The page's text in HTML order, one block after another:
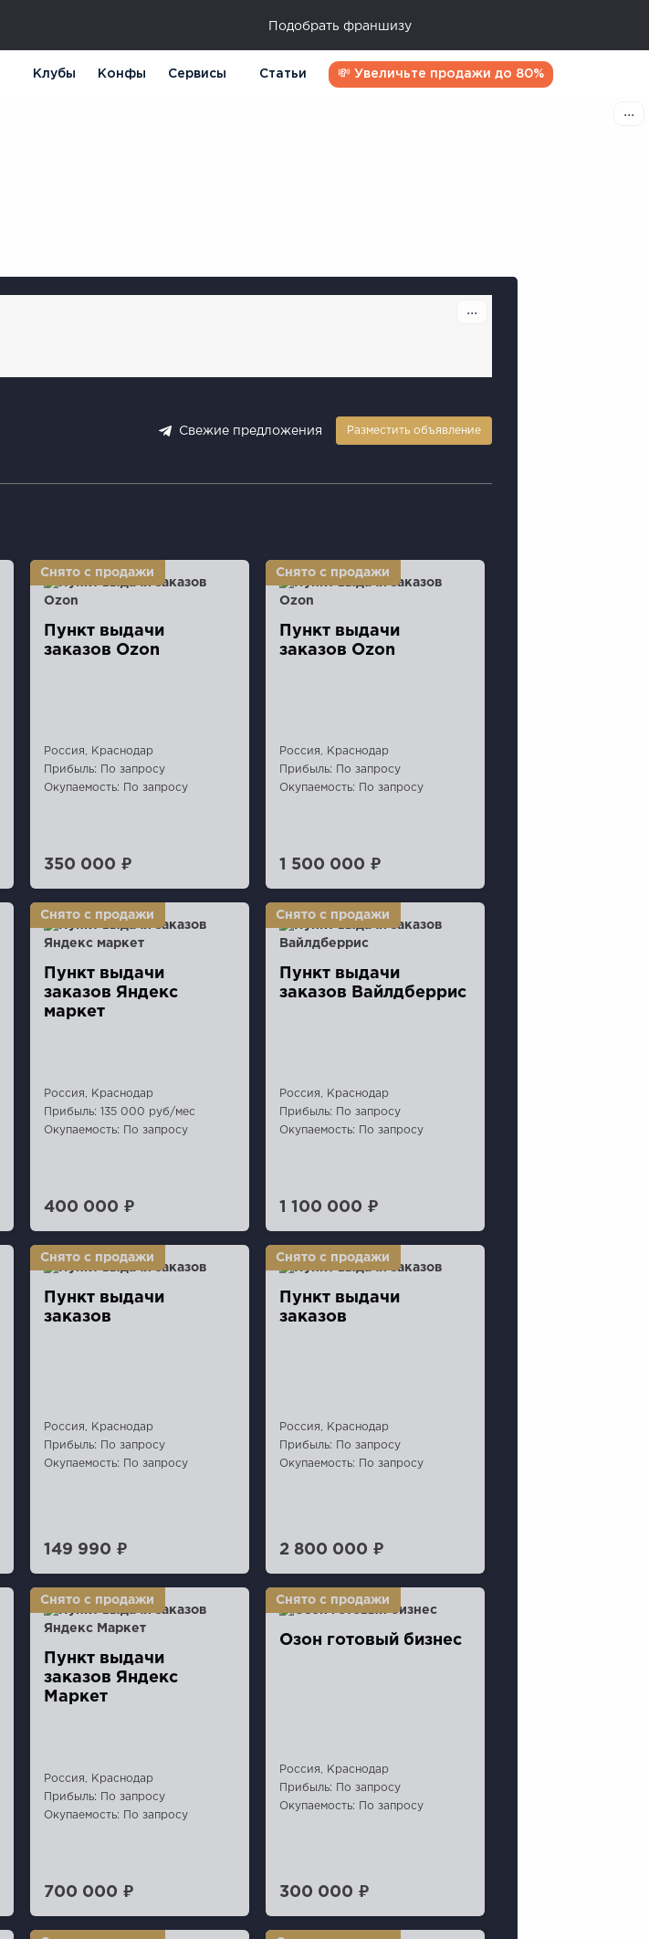
Подобрать франшизу
Клубы Конфы Сервисы Статьи 💸 Увеличьте продажи до 80%
Свежие предложения Разместить объявление
Пункт выдaчи
заказов Ozon
Россия, Краснодар
Прибыль: По запросу
Окупаемость: По запросу
350 000 ₽
Пункт выдaчи
заказов Ozon
Россия, Краснодар
Прибыль: По запросу
Окупаемость: По запросу
1 500 000 ₽
Пункт выдачи
заказов Яндекс
маркет
Россия, Краснодар
Прибыль: 135 000 руб/мес
Окупаемость: По запросу
400 000 ₽
Пункт выдачи
заказoв Вaйлдберpис
Россия, Краснодар
Прибыль: По запросу
Окупаемость: По запросу
1 100 000 ₽
Пункт выдачи
заказов
Россия, Краснодар
Прибыль: По запросу
Окупаемость: По запросу
149 990 ₽
Пункт выдачи
заказов
Россия, Краснодар
Прибыль: По запросу
Окупаемость: По запросу
2 800 000 ₽
Пункт выдачи
заказов Яндекс
Маркет
Россия, Краснодар
Прибыль: По запросу
Окупаемость: По запросу
700 000 ₽
Озон готовый бизнес
Россия, Краснодар
Прибыль: По запросу
Окупаемость: По запросу
300 000 ₽